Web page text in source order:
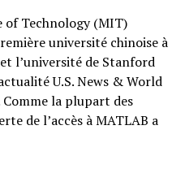
of Technology (MIT)
université chinoise à
l’université de Stanford
U.S. News & World
la plupart des
de l’accès à MATLAB a